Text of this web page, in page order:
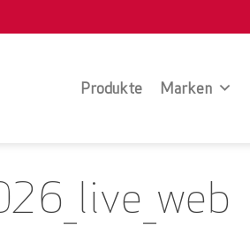
Produkte Marken